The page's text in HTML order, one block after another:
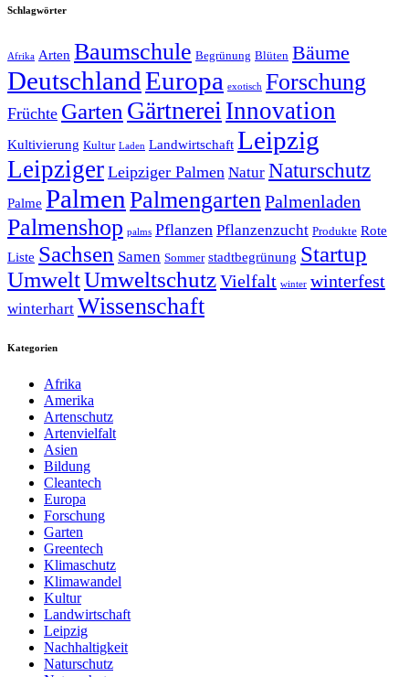
Schlagwörter
Afrika Arten Baumschule Begrünung Blüten Bäume
DeutschlandEuropa exotisch Forschung
Früchte Garten Gärtnerei Innovation
Kultivierung Kultur Laden Landwirtschaft Leipzig
Leipziger Leipziger Palmen Natur Naturschutz
Palme Palmen Palmengarten Palmenladen
Palmenshop palms Pflanzen Pflanzenzucht Produkte Rote
Liste Sachsen Samen Sommer stadtbegrünung Startup
UmweltUmweltschutzVielfalt winter winterfest
winterhart Wissenschaft
Kategorien
Afrika
Amerika
Artenschutz
Artenvielfalt
Asien
Bildung
Cleantech
Europa
Forschung
Garten
Greentech
Klimaschutz
Klimawandel
Kultur
Landwirtschaft
Leipzig
Nachhaltigkeit
Naturschutz